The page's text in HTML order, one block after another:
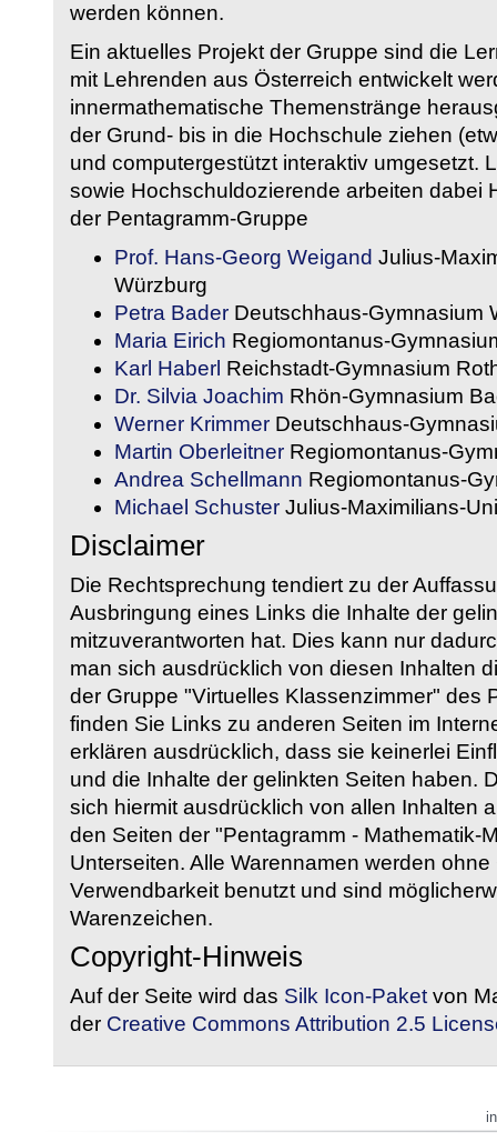
werden können.
Ein aktuelles Projekt der Gruppe sind die
mit Lehrenden aus Österreich entwickelt
innermathematische Themenstränge
der Grund- bis in die Hochschule ziehen
und computergestützt interaktiv umgesetzt.
sowie Hochschuldozierende arbeiten dabei
der Pentagramm-Gruppe
Prof. Hans-Georg Weigand Julius-
Würzburg
Petra Bader Deutschhaus-Gymnasium
Maria Eirich Regiomontanus-
Karl Haberl Reichstadt-Gymnasium
Dr. Silvia Joachim Rhön-Gymnasium
Werner Krimmer Deutschhaus-
Martin Oberleitner Regiomontanus-
Andrea Schellmann Regiomontanus-
Michael Schuster Julius-Maximilians-
Disclaimer
Die Rechtsprechung tendiert zu der
Ausbringung eines Links die Inhalte der
mitzuverantworten hat. Dies kann nur
man sich ausdrücklich von diesen Inhalten
der Gruppe "Virtuelles Klassenzimmer" des
finden Sie Links zu anderen Seiten im
erklären ausdrücklich, dass sie keinerlei
und die Inhalte der gelinkten Seiten haben.
sich hiermit ausdrücklich von allen Inhalten
den Seiten der "Pentagramm - Mathematik-
Unterseiten. Alle Warennamen werden
Verwendbarkeit benutzt und sind
Warenzeichen.
Copyright-Hinweis
Auf der Seite wird das Silk Icon-Paket von
der Creative Commons Attribution 2.5